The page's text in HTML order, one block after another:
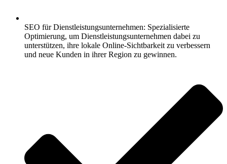
SEO für Dienstleistungsunternehmen: Spezialisierte
Optimierung, um Dienstleistungsunternehmen dabei zu
unterstützen, ihre lokale Online-Sichtbarkeit zu verbessern
und neue Kunden in ihrer Region zu gewinnen.